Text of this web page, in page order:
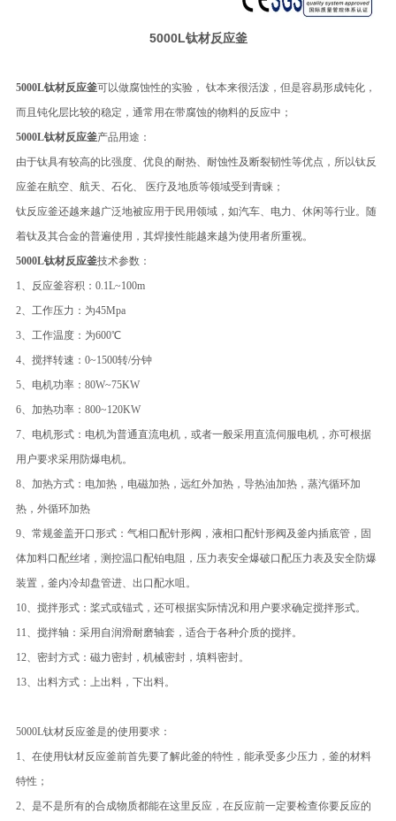
5000L钛材反应釜
5000L钛材反应釜可以做腐蚀性的实验， 钛本来很活泼，但是容易形成钝化，
而且钝化层比较的稳定，通常用在带腐蚀的物料的反应中；
5000L钛材反应釜产品用途：
由于钛具有较高的比强度、优良的耐热、耐蚀性及断裂韧性等优点，所以钛反
应釜在航空、航天、石化、 医疗及地质等领域受到青睐；
钛反应釜还越来越广泛地被应用于民用领域，如汽车、电力、休闲等行业。随
着钛及其合金的普遍使用，其焊接性能越来越为使用者所重视。
5000L钛材反应釜技术参数：
1、反应釜容积：0.1L~100m
2、工作压力：为45Mpa
3、工作温度：为600℃
4、搅拌转速：0~1500转/分钟
5、电机功率：80W~75KW
6、加热功率：800~120KW
7、电机形式：电机为普通直流电机，或者一般采用直流伺服电机，亦可根据
用户要求采用防爆电机。
8、加热方式：电加热，电磁加热，远红外加热，导热油加热，蒸汽循环加
热，外循环加热
9、常规釜盖开口形式：气相口配针形阀，液相口配针形阀及釜内插底管，固
体加料口配丝堵，测控温口配铂电阻，压力表安全爆破口配压力表及安全防爆
装置，釜内冷却盘管进、出口配水咀。
10、搅拌形式：桨式或锚式，还可根据实际情况和用户要求确定搅拌形式。
11、搅拌轴：采用自润滑耐磨轴套，适合于各种介质的搅拌。
12、密封方式：磁力密封，机械密封，填料密封。
13、出料方式：上出料，下出料。
5000L钛材反应釜是的使用要求：
1、在使用钛材反应釜前首先要了解此釜的特性，能承受多少压力，釜的材料
特性；
2、是不是所有的合成物质都能在这里反应，在反应前一定要检查你要反应的